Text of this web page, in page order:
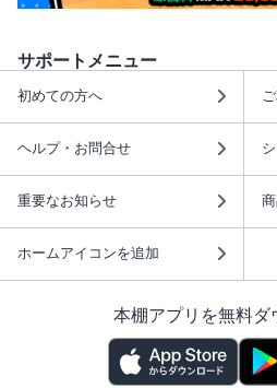
サポートメニュー
初めての方へ
ヘルプ・お問合せ
重要なお知らせ
ホームアイコンを追加
本棚アプリを無料ダ